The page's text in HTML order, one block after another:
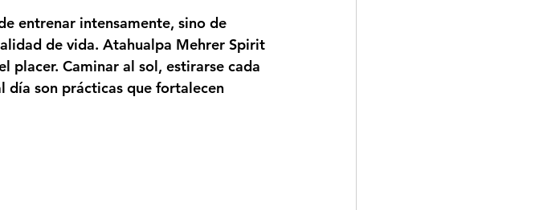
entrenar intensamente, sino de
de vida. Atahualpa Mehrer Spirit
placer. Caminar al sol, estirarse cada
día son prácticas que fortalecen